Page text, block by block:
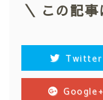
＼ この記
Twitter
Google+